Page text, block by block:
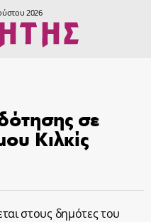
2026
σε
Κιλκίς
στους δημότες του